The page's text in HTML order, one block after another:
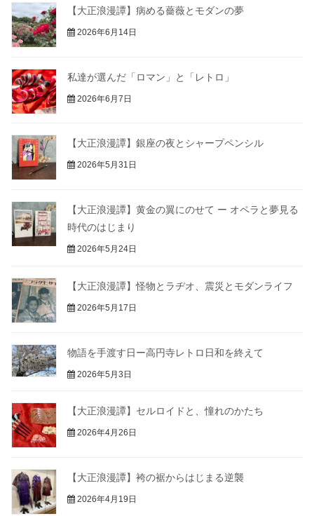
【大正浪漫譚】病める薔薇とモダンの夢
2026年6月14日
私達が選んだ「ロマン」と「レトロ」
2026年6月7日
【大正浪漫譚】銀座の夜とシャープペンシル
2026年5月31日
【大正浪漫譚】黄金の翼にのせて ー オペラと夢見る
時代のはじまり
2026年5月24日
【大正浪漫譚】怪物とラヂオ、震災とモダンライフ
2026年5月17日
物語を手渡す日ー高円寺レトロ日和を終えて
2026年5月3日
【大正浪漫譚】セルロイドと、憧れのかたち
2026年4月26日
【大正浪漫譚】袴の裾からはじまる逆襲
2026年4月19日